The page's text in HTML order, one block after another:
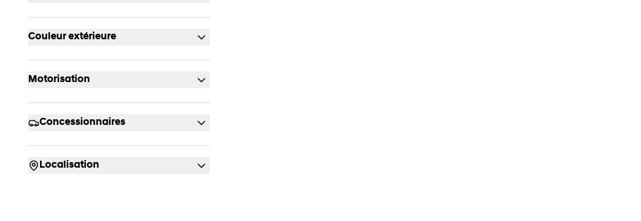
Couleur extérieure
Motorisation
Concessionnaires
Localisation